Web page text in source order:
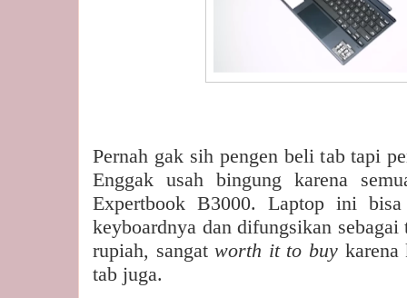
Pernah gak sih pengen beli tab tapi
Enggak usah bingung karena
Expertbook B3000. Laptop ini
keyboardnya dan difungsikan
rupiah, sangatworth it to buy karena
tab juga.